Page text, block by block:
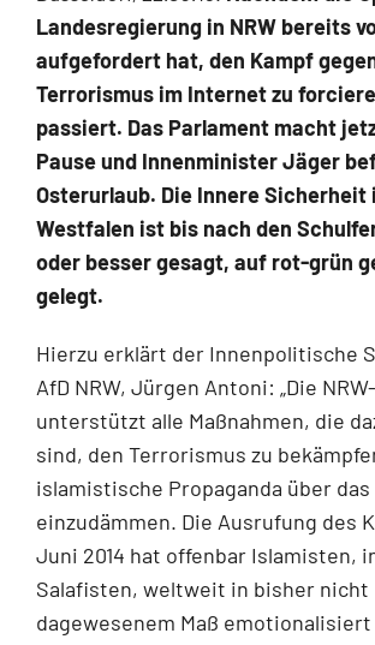
Landesregierung in NRW be­reits
aufgefordert hat, den Kampf
Terrorismus im Inter­net zu
passiert. Das Parlament macht
Pau­se und Innenminister Jäger
Osterurlaub. Die Innere Sicherheit
Westfalen ist bis nach den
oder besser gesagt, auf rot-grün
gelegt.
Hierzu erklärt der Innenpolitische
AfD NRW, Jürgen Antoni: „Die
unterstützt alle Maßnahmen, die
sind, den Terrorismus zu
islamistische Propaganda über
einzudämmen. Die Ausrufung des
Juni 2014 hat offenbar Islamisten,
Salafisten, weltweit in bisher nicht
dagewesenem Maß emotionalisiert